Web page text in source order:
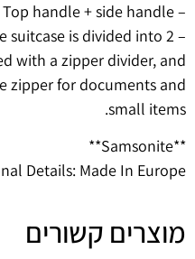
– Handles: Top handle + side handle
suitcase is divided into 2
with a zipper divider, and
zipper for documents and
small items.
**Samsonite**
Details: Made In Europe
מוצרים קשורים